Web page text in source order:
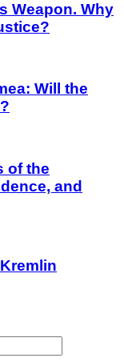
Weapon. Why
Will the
of the
and